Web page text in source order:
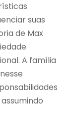
suas
de Max
A família